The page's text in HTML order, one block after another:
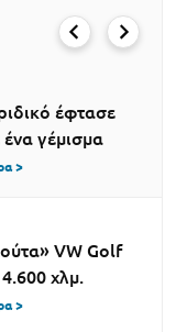
έφτασε
γέμισμα
>
VW Golf
χλμ.
>